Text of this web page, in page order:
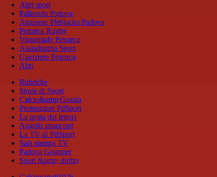
Altri sport
Pallavolo Padova
Antenore Plebiscito Padova
Petrarca Rugby
Vinumitaly Petrarca
Assindustria Sport
Guerriero Petrarca
Altri
Rubriche
Storie di Sport
Calcio&amp;Gossip
Promozioni PdSport
La posta dei lettori
Angolo amarcord
La TV di PdSport
Sala stampa TV
Padova Gourmet
Sport &amp; diritto